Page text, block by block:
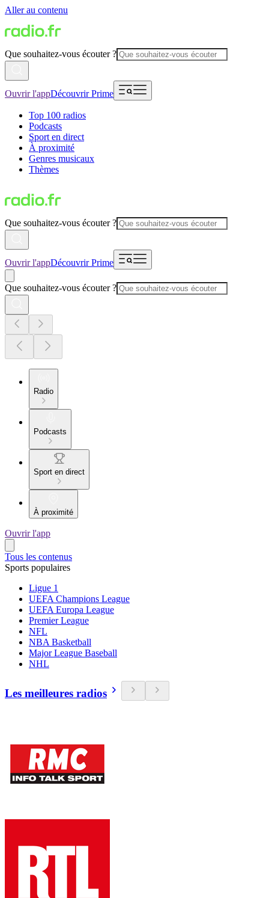
Aller au contenu
Que souhaitez-vous écouter ?
Ouvrir l'appDécouvrir Prime
Top 100 radios
Podcasts
Sport en direct
À proximité
Genres musicaux
Thèmes
Que souhaitez-vous écouter ?
Ouvrir l'appDécouvrir Prime
Que souhaitez-vous écouter ?
Radio
Podcasts
Sport en direct
À proximité
Ouvrir l'app
Tous les contenus
Sports populaires
Ligue 1
UEFA Champions League
UEFA Europa League
Premier League
NFL
NBA Basketball
Major League Baseball
NHL
Les meilleures radios